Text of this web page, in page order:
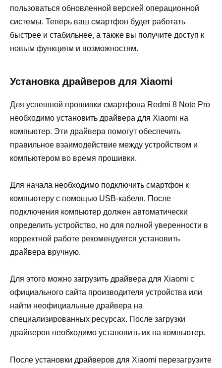
пользоваться обновленной версией операционной
системы. Теперь ваш смартфон будет работать
быстрее и стабильнее, а также вы получите доступ к
новым функциям и возможностям.
Установка драйверов для Xiaomi
Для успешной прошивки смартфона Redmi 8 Note Pro
необходимо установить драйвера для Xiaomi на
компьютер. Эти драйвера помогут обеспечить
правильное взаимодействие между устройством и
компьютером во время прошивки.
Для начала необходимо подключить смартфон к
компьютеру с помощью USB-кабеля. После
подключения компьютер должен автоматически
определить устройство, но для полной уверенности в
корректной работе рекомендуется установить
драйвера вручную.
Для этого можно загрузить драйвера для Xiaomi с
официального сайта производителя устройства или
найти неофициальные драйвера на
специализированных ресурсах. После загрузки
драйверов необходимо установить их на компьютер.
После установки драйверов для Xiaomi перезагрузите